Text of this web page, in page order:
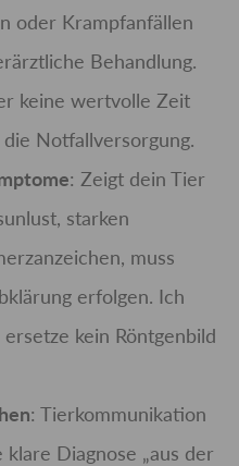
oder Krampfanfällen
Behandlung.
keine wertvolle Zeit
Notfallversorgung.
: Zeigt dein Tier
starken
muss
erfolgen. Ich
kein Röntgenbild
: Tierkommunikation
Diagnose „aus der